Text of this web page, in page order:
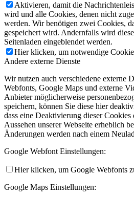
Aktivieren, damit die
wird und alle Cookies, denen nicht
werden. Wir benötigen zwei Cookies,
gespeichert wird. Andernfalls wird
Seitenladen eingeblendet werden.
Hier klicken, um notwendige
Andere externe Dienste
Wir nutzen auch verschiedene externe
Webfonts, Google Maps und externe
Anbieter möglicherweise
speichern, können Sie diese hier
dass eine Deaktivierung dieser
Aussehen unserer Webseite erheblich
Änderungen werden nach einem
Google Webfont Einstellungen:
Hier klicken, um Google Webfonts
Google Maps Einstellungen: